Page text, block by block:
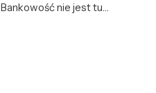
Bankowość nie jest tu…